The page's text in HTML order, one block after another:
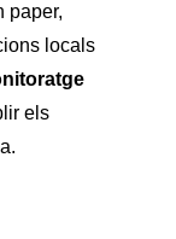
paper,
locals
els